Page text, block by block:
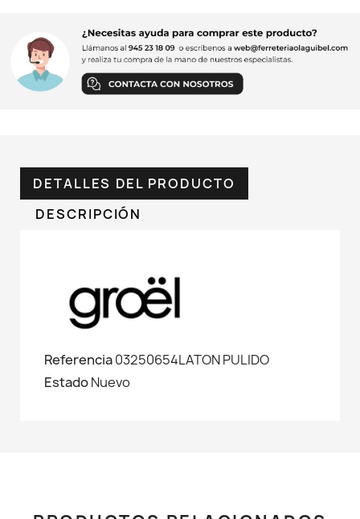
DETALLES DEL PRODUCTO
DESCRIPCIÓN
Referencia03250654LATON PULIDO
EstadoNuevo